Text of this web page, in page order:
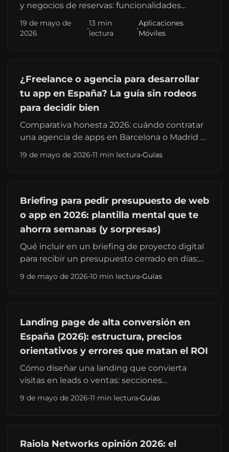
y negocios de reservas: funcionalidades
imprescindibles, precios reales en España y
caso Templo del Masaje (+200 reservas/día).
19 de mayo de
2026
•
13 min
lectura
•
Aplicaciones
Móviles
¿Freelance o agencia para desarrollar
tu app en España? La guía sin rodeos
para decidir bien
Comparativa honesta 2026: cuándo contratar
una agencia de apps en Barcelona o Madrid y
cuándo un freelance senior basta para tu MVP.
Presupuestos, riesgos y señales de alerta.
19 de mayo de 2026•11 min lectura•Guías
Briefing para pedir presupuesto de web
o app en 2026: plantilla mental que te
ahorra semanas (y sorpresas)
Qué incluir en un briefing de proyecto digital
para recibir un presupuesto cerrado en días:
alcance, integraciones, contenidos, criterios
de éxito y errores que retrasan el arranque.
9 de mayo de 2026•10 min lectura•Guías
Landing page de alta conversión en
España (2026): estructura, precios
orientativos y errores que matan el ROI
Cómo diseñar una landing que convierta
visitas en leads o ventas: secciones
imprescindibles, rangos de precio con
freelance senior en España, métricas y errores
9 de mayo de 2026•11 min lectura•Guías
Raiola Networks opinión 2026: el